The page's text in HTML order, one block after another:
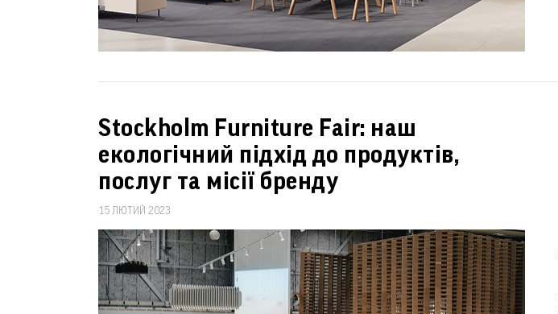
Stockholm Furniture Fair: наш
екологічний підхід до продуктів,
послуг та місії бренду
15 ЛЮТИЙ 2023